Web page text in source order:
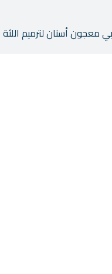
أسنان لترميم اللثة 75 مل